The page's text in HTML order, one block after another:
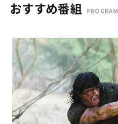
おすすめ番組 PROGRAM